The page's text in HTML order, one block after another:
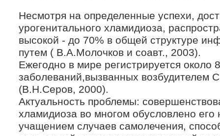
Несмотря на определенные успехи,
урогенитального хламидиоза,
высокой - до 70% в общей структуре
путем ( В.А.Молочков и соавт., 2003).
Ежегодно в мире регистрируется около
заболеваний,вызванных возбудителем
(В.Н.Серов, 2000).
Актуальность проблемы:
хламидиоза во многом обусловлено
учащением случаев самолечения,